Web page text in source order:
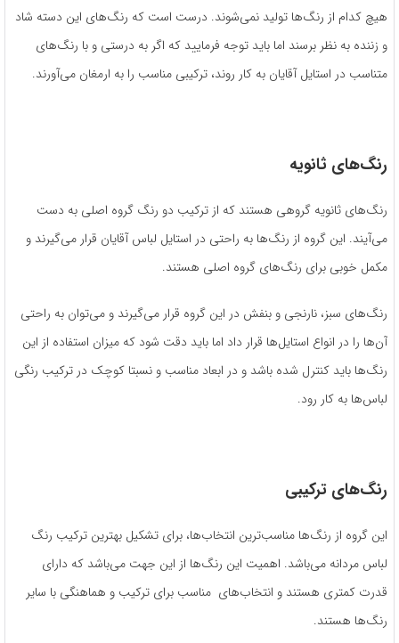
هیچ کدام از رنگ‌ها تولید نمی‌شوند. درست است که رنگ‌های این دسته شاد
و زننده به نظر برسند اما باید توجه فرمایید که اگر به درستی و با رنگ‌های
متناسب در استایل آقایان به کار روند، ترکیبی مناسب را به ارمغان می‌آورند.
رنگ‌های ثانویه
رنگ‌های ثانویه گروهی هستند که از ترکیب دو رنگ گروه اصلی به دست
می‌آیند. این گروه از رنگ‌ها به راحتی در استایل لباس آقایان قرار می‌گیرند و
مکمل خوبی برای رنگ‌های گروه اصلی هستند.
رنگ‌های سبز، نارنجی و بنفش در این گروه قرار می‌گیرند و می‌توان به راحتی
آن‌‌‌ها را در انواع استایل‌ها قرار داد اما باید دقت شود که میزان استفاده از این
رنگ‌ها باید کنترل شده باشد و در ابعاد مناسب و نسبتا کوچک در ترکیب رنگی
لباس‌ها به کار رود.
رنگ‌های ترکیبی
این گروه از رنگ‌ها مناسب‌ترین انتخاب‌ها، برای تشکیل بهترین ترکیب رنگ
لباس مردانه می‌باشد. اهمیت این رنگ‌ها از این جهت می‌باشد که دارای
قدرت کمتری هستند و انتخاب‌های مناسب برای ترکیب و هماهنگی با سایر
رنگ‌ها هستند.